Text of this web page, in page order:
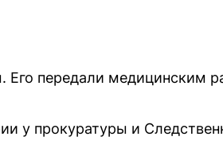
передали медицинским
у прокуратуры и